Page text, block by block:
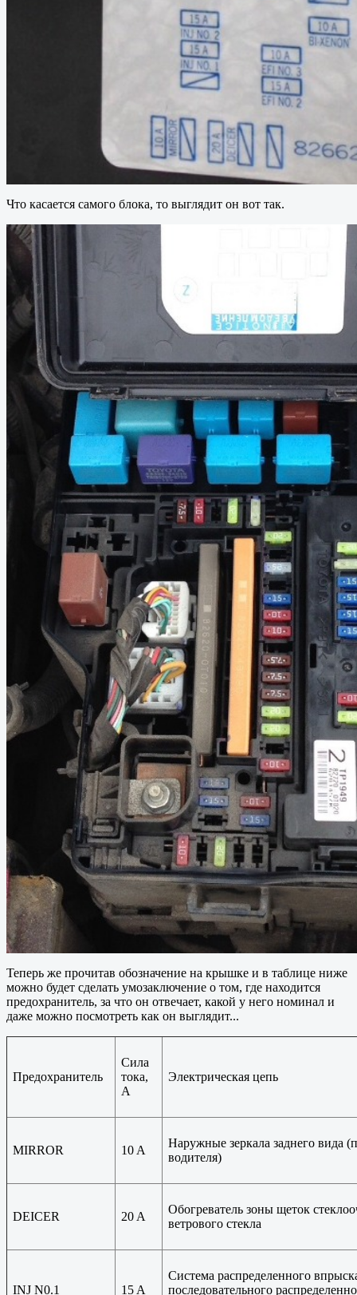
Что касается самого блока, то выглядит он вот так.
Теперь же прочитав обозначение на крышке и в таблице ниже
можно будет сделать умозаключение о том, где находится
предохранитель, за что он отвечает, какой у него номинал и
даже можно посмотреть как он выглядит...
Предохранитель
Сила
тока,
A
Электрическая цепь
MIRROR 10 A
Наружные зеркала заднего вида
водителя)
DEICER 20 A
Обогреватель зоны щеток
ветрового стекла
INJ N0.1 15 A
Система распределенного
последовательного